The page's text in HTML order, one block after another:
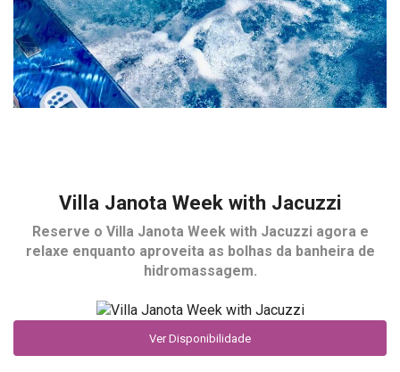
Villa Janota Week with Jacuzzi
Reserve o Villa Janota Week with Jacuzziagora e
relaxe enquanto aproveita as bolhas da banheira de
hidromassagem.
Ver Disponibilidade